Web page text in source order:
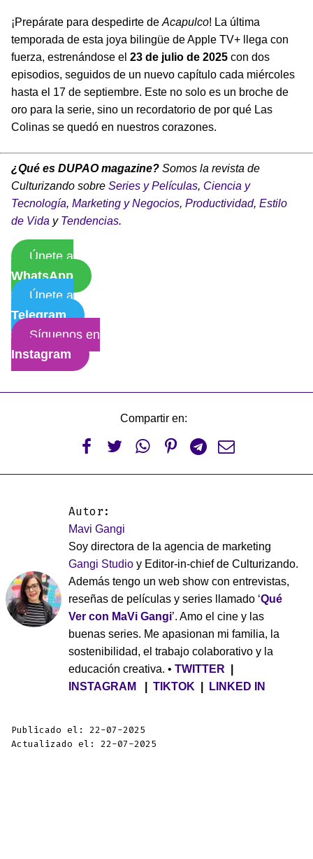
¡Prepárate para despedirte de Acapulco! La última
temporada de esta joya bilingüe de Apple TV+ llega con
fuerza, estrenándose el 23 de julio de 2025 con dos
episodios, seguidos de un nuevo capítulo cada miércoles
hasta el 17 de septiembre. Este no solo es un broche de
oro para la serie, sino un recordatorio de por qué Las
Colinas se quedó en nuestros corazones.
¿Qué es DUPAO magazine? Somos la revista de
Culturizando sobre Series y Películas, Ciencia y
Tecnología, Marketing y Negocios, Productividad, Estilo
de Vida y Tendencias.
Únete a
WhatsApp
Únete a
Telegram
Síguenos en
Instagram
Compartir en:
     
Autor:
Mavi Gangi
Soy directora de la agencia de marketing
Gangi Studio y Editor-in-chief de Culturizando.
Además tengo un web show con entrevistas,
reseñas de películas y series llamado ‘Qué
Ver con MaVi Gangi’. Amo el cine y las
buenas series. Me apasionan mi familia, la
sostenibilidad, el trabajo colaborativo y la
educación creativa. • TWITTER
INSTAGRAM
TIKTOK LINKED IN
Publicado el: 22-07-2025
Actualizado el: 22-07-2025